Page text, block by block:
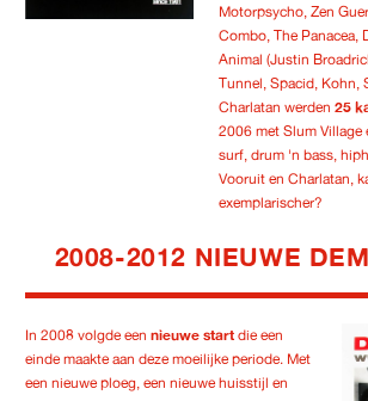
Motorpsycho, Zen
Combo, The Panacea,
Animal (Justin
Tunnel, Spacid, Kohn,
Charlatan werden25
2006 met Slum Village
surf, drum 'n bass,
Vooruit en Charlatan,
exemplarischer?
2008-2012 NIEUWE
In 2008 volgde een nieuwe startdie een
einde maakte aan deze moeilijke periode. Met
een nieuwe ploeg, een nieuwe huisstijl en